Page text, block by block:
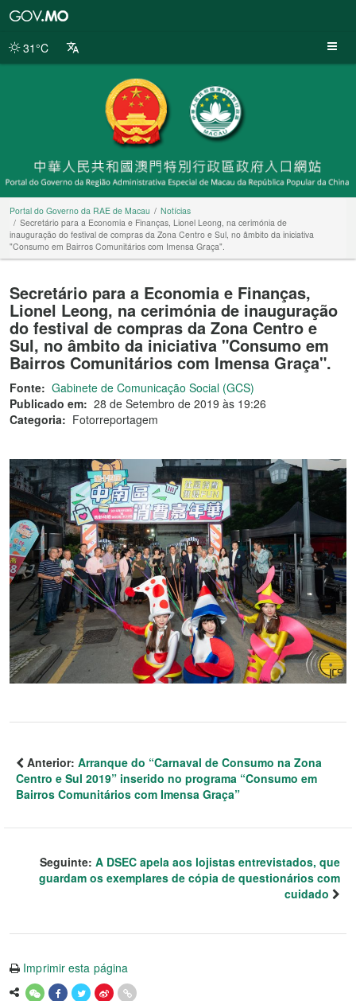
da
31°C
Portal do Governo da RAE de Macau
Notícias
Secretário para a Economia e Finanças, Lionel Leong, na cerimónia de
inauguração do festival de compras da Zona Centro e Sul, no âmbito da iniciativa
"Consumo em Bairros Comunitários com Imensa Graça".
Secretário para a Economia e Finanças,
Lionel Leong, na cerimónia de inauguração
do festival de compras da Zona Centro e
Sul, no âmbito da iniciativa "Consumo em
Bairros Comunitários com Imensa Graça".
Fonte: Gabinete de Comunicação Social (GCS)
Publicado em: 28 de Setembro de 2019 às 19:26
Categoria: Fotorreportagem
Anterior: Arranque do “Carnaval de Consumo na Zona
Centro e Sul 2019” inserido no programa “Consumo em
Bairros Comunitários com Imensa Graça”
Seguinte: A DSEC apela aos lojistas entrevistados, que
guardam os exemplares de cópia de questionários com
cuidado
Imprimir esta página